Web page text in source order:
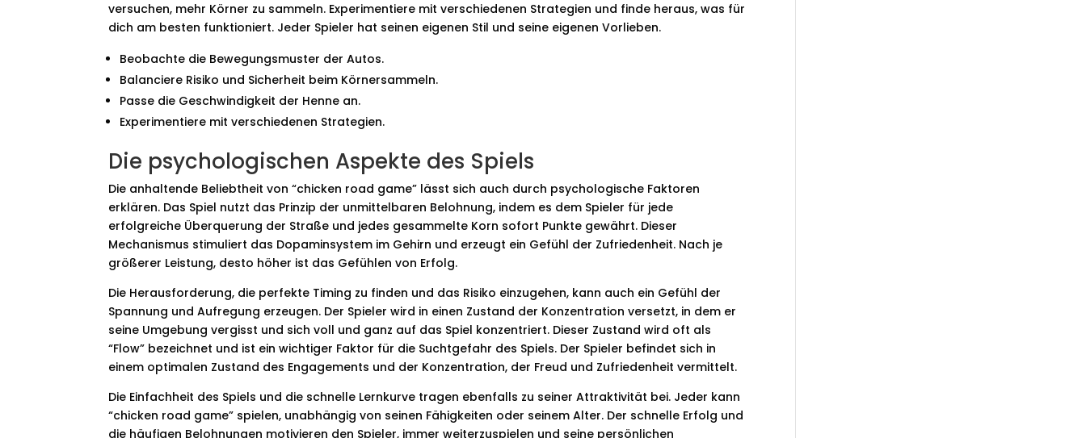
versuchen, mehr Körner zu sammeln. Experimentiere mit verschiedenen Strategien und finde heraus, was für
dich am besten funktioniert. Jeder Spieler hat seinen eigenen Stil und seine eigenen Vorlieben.
Beobachte die Bewegungsmuster der Autos.
Balanciere Risiko und Sicherheit beim Körnersammeln.
Passe die Geschwindigkeit der Henne an.
Experimentiere mit verschiedenen Strategien.
Die psychologischen Aspekte des Spiels
Die anhaltende Beliebtheit von “chicken road game” lässt sich auch durch psychologische Faktoren
erklären. Das Spiel nutzt das Prinzip der unmittelbaren Belohnung, indem es dem Spieler für jede
erfolgreiche Überquerung der Straße und jedes gesammelte Korn sofort Punkte gewährt. Dieser
Mechanismus stimuliert das Dopaminsystem im Gehirn und erzeugt ein Gefühl der Zufriedenheit. Nach je
größerer Leistung, desto höher ist das Gefühlen von Erfolg.
Die Herausforderung, die perfekte Timing zu finden und das Risiko einzugehen, kann auch ein Gefühl der
Spannung und Aufregung erzeugen. Der Spieler wird in einen Zustand der Konzentration versetzt, in dem er
seine Umgebung vergisst und sich voll und ganz auf das Spiel konzentriert. Dieser Zustand wird oft als
“Flow” bezeichnet und ist ein wichtiger Faktor für die Suchtgefahr des Spiels. Der Spieler befindet sich in
einem optimalen Zustand des Engagements und der Konzentration, der Freud und Zufriedenheit vermittelt.
Die Einfachheit des Spiels und die schnelle Lernkurve tragen ebenfalls zu seiner Attraktivität bei. Jeder kann
“chicken road game” spielen, unabhängig von seinen Fähigkeiten oder seinem Alter. Der schnelle Erfolg und
die häufigen Belohnungen motivieren den Spieler, immer weiterzuspielen und seine persönlichen